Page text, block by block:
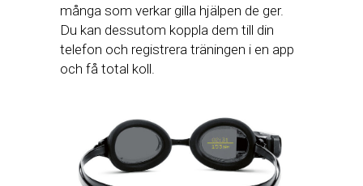
många som verkar gilla hjälpen de ger.
Du kan dessutom koppla dem till din
telefon och registrera träningen i en app
och få total koll.